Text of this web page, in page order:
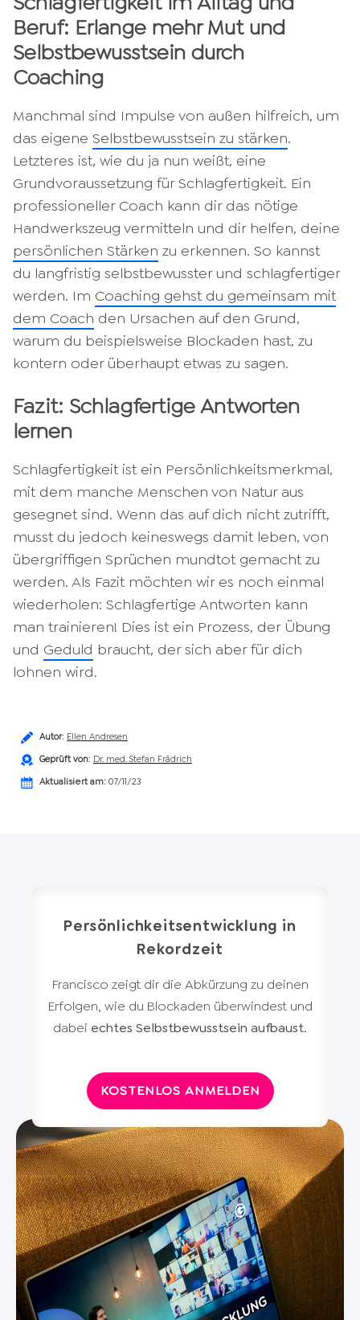
Beruf: Erlange mehr Mut und
Selbstbewusstsein durch
Coaching
Manchmal sind Impulse von außen hilfreich, um
das eigene Selbstbewusstsein zu stärken.
Letzteres ist, wie du ja nun weißt, eine
Grundvoraussetzung für Schlagfertigkeit. Ein
professioneller Coach kann dir das nötige
Handwerkszeug vermitteln und dir helfen, deine
persönlichen Stärken zu erkennen. So kannst
du langfristig selbstbewusster und schlagfertiger
werden. Im Coaching gehst du gemeinsam mit
dem Coach den Ursachen auf den Grund,
warum du beispielsweise Blockaden hast, zu
kontern oder überhaupt etwas zu sagen.
Fazit: Schlagfertige Antworten
lernen
Schlagfertigkeit ist ein Persönlichkeitsmerkmal,
mit dem manche Menschen von Natur aus
gesegnet sind. Wenn das auf dich nicht zutrifft,
musst du jedoch keineswegs damit leben, von
übergriffigen Sprüchen mundtot gemacht zu
werden. Als Fazit möchten wir es noch einmal
wiederholen: Schlagfertige Antworten kann
man trainieren! Dies ist ein Prozess, der Übung
und Geduld braucht, der sich aber für dich
lohnen wird.
Autor: Ellen Andresen
Geprüft von: Dr. med. Stefan Frädrich
Aktualisiert am: 07/11/23
Persönlichkeitsentwicklung in
Rekordzeit
Francisco zeigt dir die Abkürzung zu deinen
Erfolgen, wie du Blockaden überwindest und
dabei echtes Selbstbewusstsein aufbaust.
KOSTENLOS ANMELDEN